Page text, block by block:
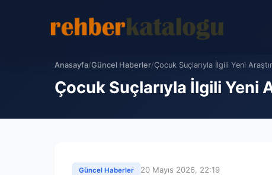
Anasayfa/Güncel Haberler/Çocuk Suçlarıyla İlgili Yeni
Çocuk Suçlarıyla İlgili Yeni
Güncel Haberler 20 Mayıs 2026, 22:19